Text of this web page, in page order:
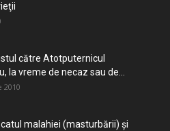
către Atotputernicul
la vreme de necaz sau de...
2010
malahiei (masturbării) şi